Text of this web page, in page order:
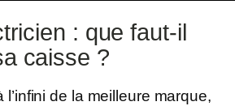
: que faut-il
caisse ?
de la meilleure marque,